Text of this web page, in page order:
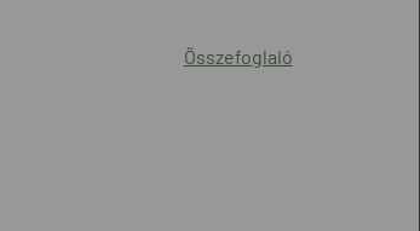
Összefoglaló